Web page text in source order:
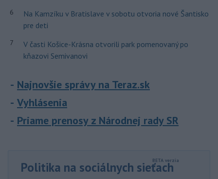
6
Na Kamzíku v Bratislave v sobotu otvoria nové Šantisko
pre deti
7
V časti Košice-Krásna otvorili park pomenovaný po
kňazovi Semivanovi
Najnovšie správy na Teraz.sk
Vyhlásenia
Priame prenosy z Národnej rady SR
Politika na sociálnych sieťach